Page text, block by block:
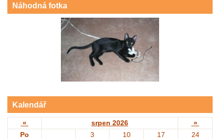
Náhodná fotka
Kalendář
« srpen 2026
»
Po
3 10 17
24